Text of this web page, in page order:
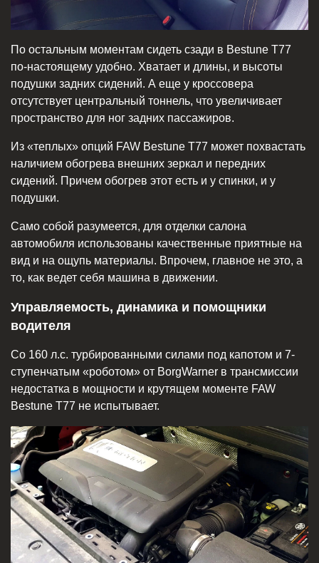
По остальным моментам сидеть сзади в Bestune T77
по-настоящему удобно. Хватает и длины, и высоты
подушки задних сидений. А еще у кроссовера
отсутствует центральный тоннель, что увеличивает
пространство для ног задних пассажиров.
Из «теплых» опций FAW Bestune T77 может похвастать
наличием обогрева внешних зеркал и передних
сидений. Причем обогрев этот есть и у спинки, и у
подушки.
Само собой разумеется, для отделки салона
автомобиля использованы качественные приятные на
вид и на ощупь материалы. Впрочем, главное не это, а
то, как ведет себя машина в движении.
Управляемость, динамика и помощники
водителя
Со 160 л.с. турбированными силами под капотом и 7-
ступенчатым «роботом» от BorgWarner в трансмиссии
недостатка в мощности и крутящем моменте FAW
Bestune T77 не испытывает.